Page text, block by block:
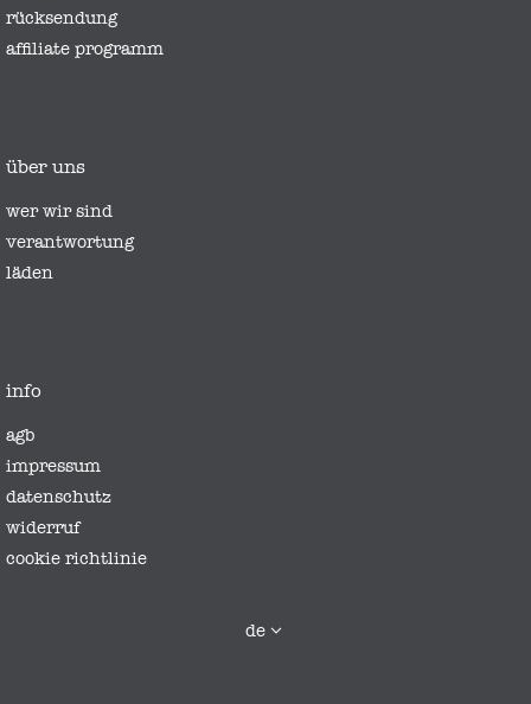
rücksendung
affiliate programm
über uns
wer wir sind
verantwortung
läden
info
agb
impressum
datenschutz
widerruf
cookie richtlinie
sprache
de